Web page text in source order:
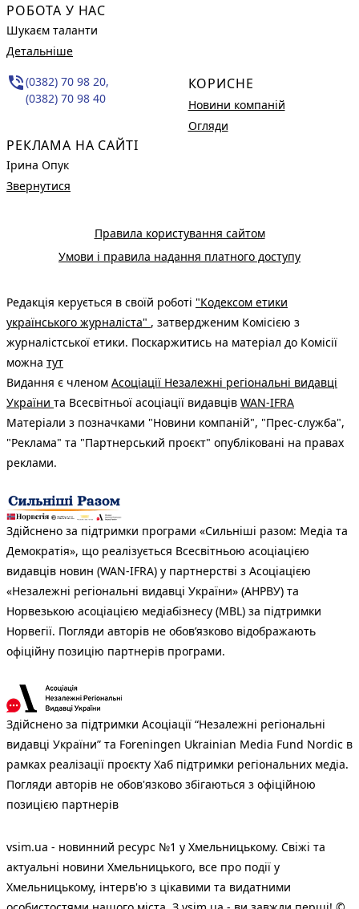
РОБОТА У НАС
Шукаєм таланти
Детальніше
phone_in_talk(0382) 70 98 20,
(0382) 70 98 40
РЕКЛАМА НА САЙТІ
Ірина Опук
Звернутися
КОРИСНЕ
Новини компаній
Огляди
Правила користування сайтом
Умови і правила надання платного доступу
Редакція керується в своїй роботі "Кодексом етики
українського журналіста" , затвердженим Комісією з
журналістської етики. Поскаржитись на матеріал до Комісії
можна тут
Видання є членом Асоціації Незалежні регіональні видавці
України та Всесвітньої асоціації видавців WAN-IFRA
Матеріали з позначками "Новини компаній", "Прес-служба",
"Реклама" та "Партнерський проєкт" опубліковані на правах
реклами.
Здійснено за підтримки програми «Сильніші разом: Медіа та
Демократія», що реалізується Всесвітньою асоціацією
видавців новин (WAN-IFRA) у партнерстві з Асоціацією
«Незалежні регіональні видавці України» (АНРВУ) та
Норвезькою асоціацією медіабізнесу (MBL) за підтримки
Норвегії. Погляди авторів не обов’язково відображають
офіційну позицію партнерів програми.
Здійснено за підтримки Асоціації “Незалежні регіональні
видавці України” та Foreningen Ukrainian Media Fund Nordic в
рамках реалізації проєкту Хаб підтримки регіональних медіа.
Погляди авторів не обов'язково збігаються з офіційною
позицією партнерів
vsim.ua - новинний ресурс №1 у Хмельницькому. Свіжі та
актуальні новини Хмельницького, все про події у
Хмельницькому, інтерв'ю з цікавими та видатними